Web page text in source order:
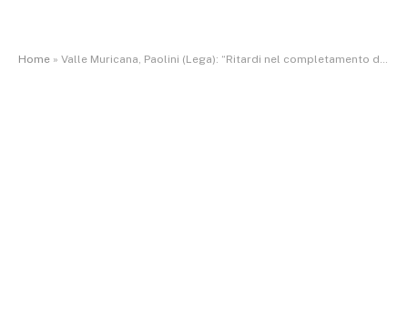
Home » Valle Muricana, Paolini (Lega): “Ritardi nel completamento del parco del “Comparto C6″ sono sotto gli occhi di tutti i cittadini”.